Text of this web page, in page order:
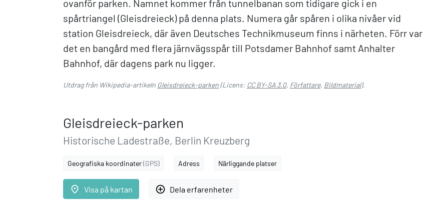
ovanför parken. Namnet kommer från tunnelbanan som tidigare gick i en
spårtriangel (Gleisdreieck) på denna plats. Numera går spåren i olika nivåer vid
station Gleisdreieck, där även Deutsches Technikmuseum finns i närheten. Förr var
det en bangård med flera järnvägsspår till Potsdamer Bahnhof samt Anhalter
Bahnhof, där dagens park nu ligger.
Utdrag från Wikipedia-artikeln Gleisdreieck-parken(Licens: CC BY-SA 3.0, Författare, Bildmaterial).
Gleisdreieck-parken
Historische Ladestraße, Berlin Kreuzberg
Geografiska koordinater(GPS) Adress Närliggande platser
place Visa på kartan add_circle_outline Dela erfarenheter